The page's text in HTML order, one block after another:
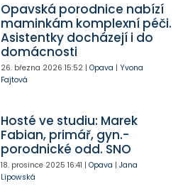
Opavská porodnice nabízí
maminkám komplexní péči.
Asistentky docházejí i do
domácnosti
26. března 2026 15:52| Opava | Yvona
Fajtová
Hosté ve studiu: Marek
Fabian, primář, gyn.-
porodnické odd. SNO
18. prosince 2025 16:41 | Opava | Jana
Lipowská